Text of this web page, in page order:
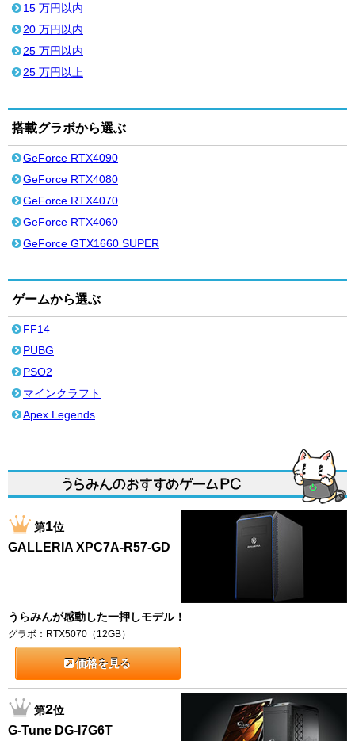
15 万円以内
20 万円以内
25 万円以内
25 万円以上
搭載グラボから選ぶ
GeForce RTX4090
GeForce RTX4080
GeForce RTX4070
GeForce RTX4060
GeForce GTX1660 SUPER
ゲームから選ぶ
FF14
PUBG
PSO2
マインクラフト
Apex Legends
第1位
GALLERIA XPC7A-R57-GD
うらみんが感動した一押しモデル！
グラボ：RTX5070（12GB）
価格を見る
第2位
G-Tune DG-I7G6T